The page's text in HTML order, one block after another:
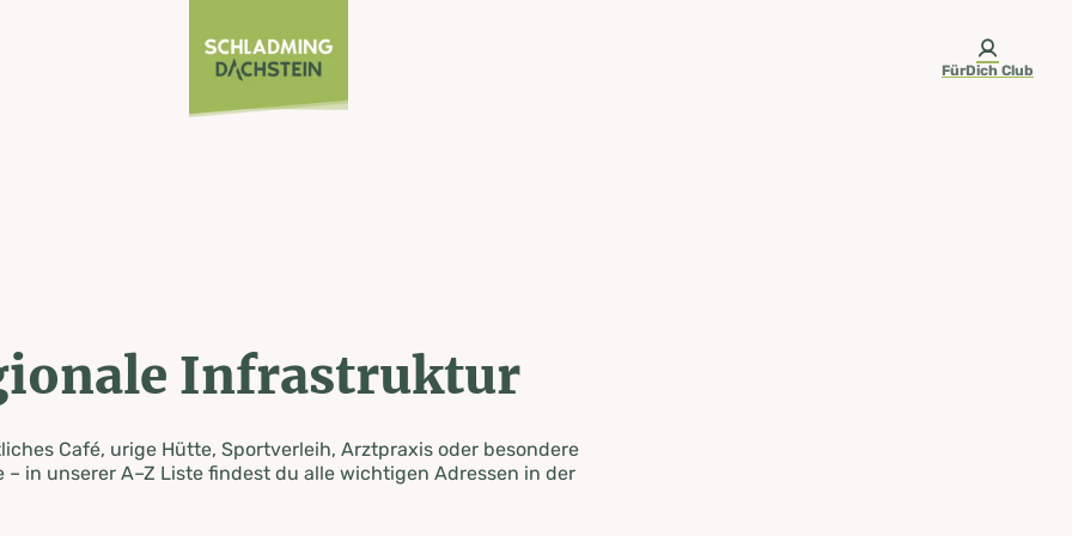
FürDich Club
Infrastruktur
Café, urige Hütte, Sportverleih, Arztpraxis oder besondere
– in unserer A–Z Liste findest du alle wichtigen Adressen in der